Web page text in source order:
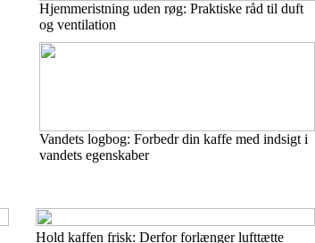
Hjemmeristning uden røg: Praktiske råd til duft
og ventilation
Vandets logbog: Forbedr din kaffe med indsigt i
vandets egenskaber
Hold kaffen frisk: Derfor forlænger lufttætte